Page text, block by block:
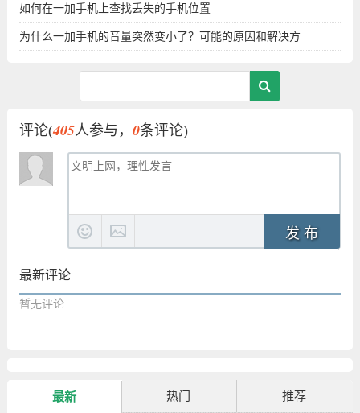
如何在一加手机上查找丢失的手机位置
为什么一加手机的音量突然变小了？可能的原因和解决方
评论(405人参与， 0条评论)
发 布
最新评论
暂无评论
最新 热门 推荐